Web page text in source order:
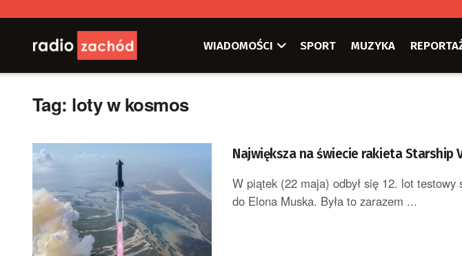
WIADOMOŚCI SPORT MUZYKA
Tag: loty w kosmos
Największa na świecie rakieta
W piątek (22 maja) odbył się 12. lot
do Elona Muska. Była to zarazem ...